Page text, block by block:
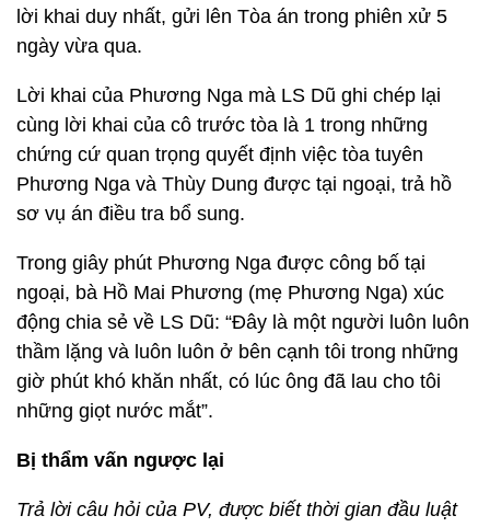
lời khai duy nhất, gửi lên Tòa án trong phiên xử 5
ngày vừa qua.
Lời khai của Phương Nga mà LS Dũ ghi chép lại
cùng lời khai của cô trước tòa là 1 trong những
chứng cứ quan trọng quyết định việc tòa tuyên
Phương Nga và Thùy Dung được tại ngoại, trả hồ
sơ vụ án điều tra bổ sung.
Trong giây phút Phương Nga được công bố tại
ngoại, bà Hồ Mai Phương (mẹ Phương Nga) xúc
động chia sẻ về LS Dũ: “Đây là một người luôn luôn
thầm lặng và luôn luôn ở bên cạnh tôi trong những
giờ phút khó khăn nhất, có lúc ông đã lau cho tôi
những giọt nước mắt”.
Bị thẩm vấn ngược lại
Trả lời câu hỏi của PV, được biết thời gian đầu luật